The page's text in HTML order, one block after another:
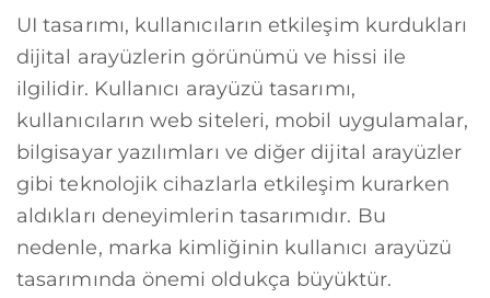
UI tasarımı, kullanıcıların etkileşim kurdukları
dijital arayüzlerin görünümü ve hissi ile
ilgilidir. Kullanıcı arayüzü tasarımı,
kullanıcıların web siteleri, mobil uygulamalar,
bilgisayar yazılımları ve diğer dijital arayüzler
gibi teknolojik cihazlarla etkileşim kurarken
aldıkları deneyimlerin tasarımıdır. Bu
nedenle, marka kimliğinin kullanıcı arayüzü
tasarımında önemi oldukça büyüktür.